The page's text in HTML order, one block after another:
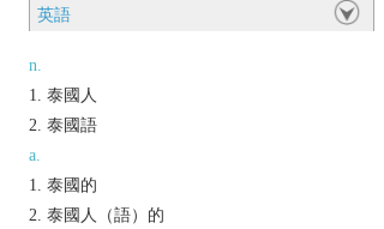
英語
n.
泰國人
泰國語
a.
泰國的
泰國人（語）的